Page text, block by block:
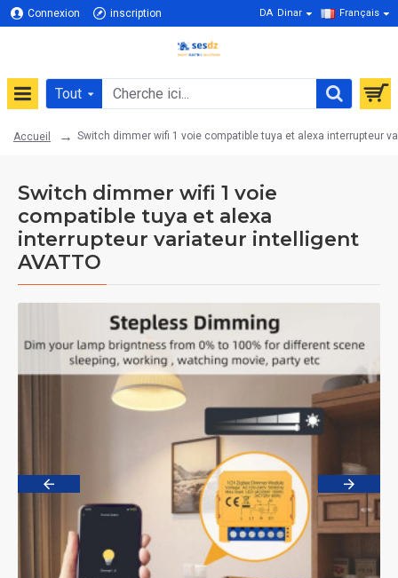
Connexion inscription DA Dinar Français
Tout
Accueil Switch dimmer wifi 1 voie compatible tuya et alexa interrupteur
Switch dimmer wifi 1 voie
compatible tuya et alexa
interrupteur variateur intelligent
AVATTO